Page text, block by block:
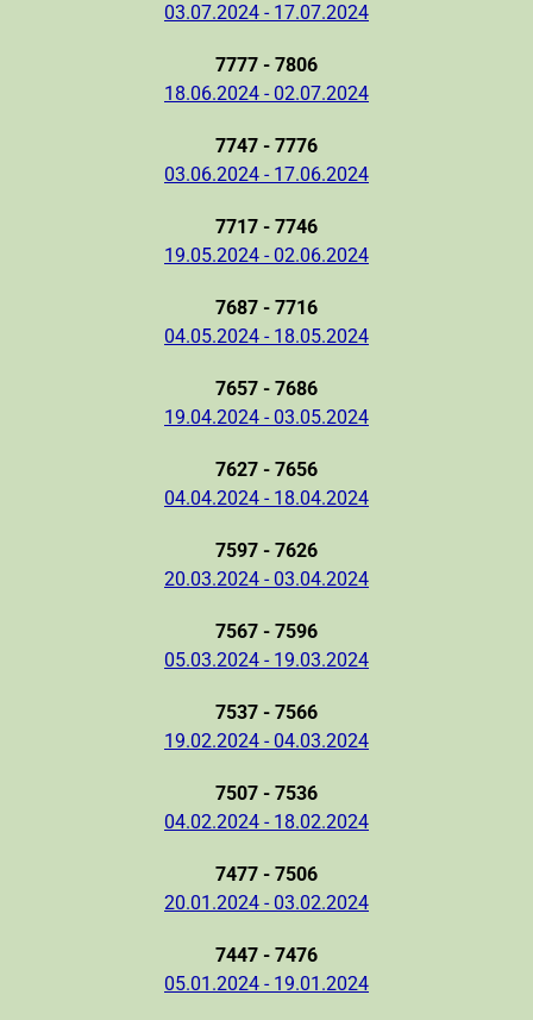
03.07.2024 - 17.07.2024
7777 - 7806
18.06.2024 - 02.07.2024
7747 - 7776
03.06.2024 - 17.06.2024
7717 - 7746
19.05.2024 - 02.06.2024
7687 - 7716
04.05.2024 - 18.05.2024
7657 - 7686
19.04.2024 - 03.05.2024
7627 - 7656
04.04.2024 - 18.04.2024
7597 - 7626
20.03.2024 - 03.04.2024
7567 - 7596
05.03.2024 - 19.03.2024
7537 - 7566
19.02.2024 - 04.03.2024
7507 - 7536
04.02.2024 - 18.02.2024
7477 - 7506
20.01.2024 - 03.02.2024
7447 - 7476
05.01.2024 - 19.01.2024